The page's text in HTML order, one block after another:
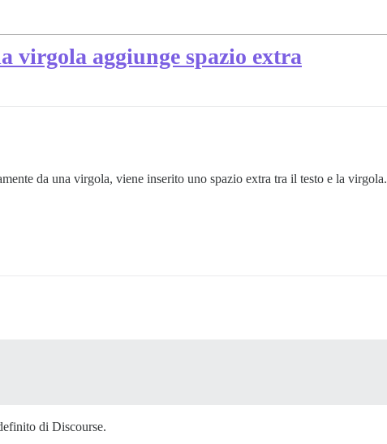
virgola aggiunge spazio extra
da una virgola, viene inserito uno spazio extra tra il testo e la virgola.
di Discourse.